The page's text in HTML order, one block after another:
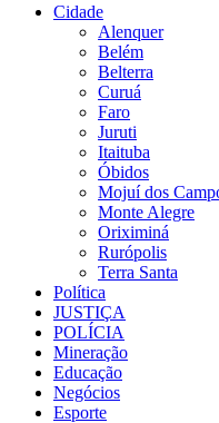
Cidade
Alenquer
Belém
Belterra
Curuá
Faro
Juruti
Itaituba
Óbidos
Mojuí dos
Monte Alegre
Oriximiná
Rurópolis
Terra Santa
Política
JUSTIÇA
POLÍCIA
Mineração
Educação
Negócios
Esporte